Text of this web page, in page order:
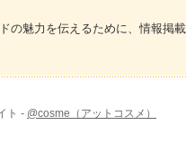
の魅力を伝えるために、情報掲
ト - @cosme（アットコスメ）